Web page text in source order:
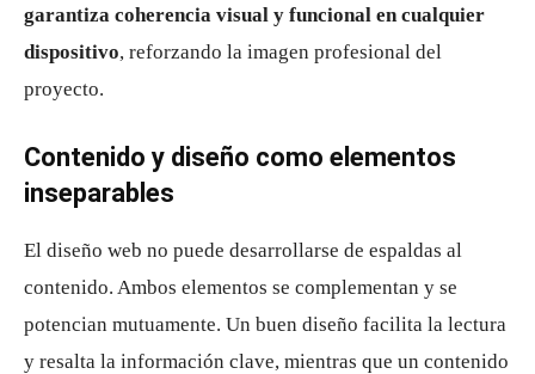
garantiza coherencia visual y funcional en cualquier
dispositivo, reforzando la imagen profesional del
proyecto.
Contenido y diseño como elementos
inseparables
El diseño web no puede desarrollarse de espaldas al
contenido. Ambos elementos se complementan y se
potencian mutuamente. Un buen diseño facilita la lectura
y resalta la información clave, mientras que un contenido